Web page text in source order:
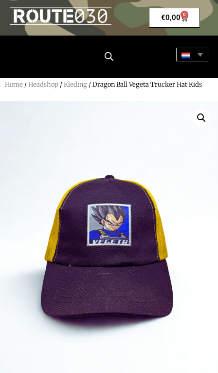
€0,00 0
Home /Headshop /Kleding / Dragon Ball Vegeta Trucker Hat Kids